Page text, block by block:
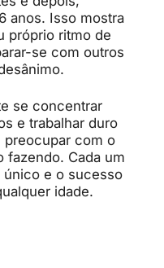
anos. Isso mostra
próprio ritmo de
se com outros
se concentrar
e trabalhar duro
preocupar com o
fazendo. Cada um
e o sucesso
idade.